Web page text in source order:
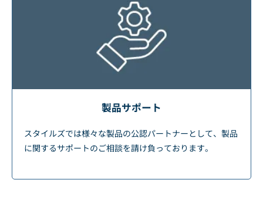
製品サポート
スタイルズでは様々な製品の公認パートナーとして、製品
に関するサポートのご相談を請け負っております。